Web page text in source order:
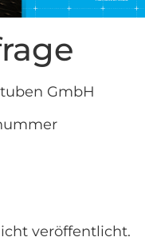
GmbH
veröffentlicht.